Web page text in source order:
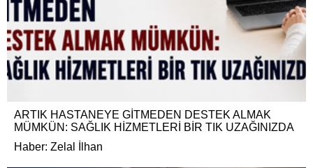
ARTIK HASTANEYE GİTMEDEN DESTEK ALMAK
MÜMKÜN: SAĞLIK HİZMETLERİ BİR TIK UZAĞINIZDA
Haber: Zelal İlhan